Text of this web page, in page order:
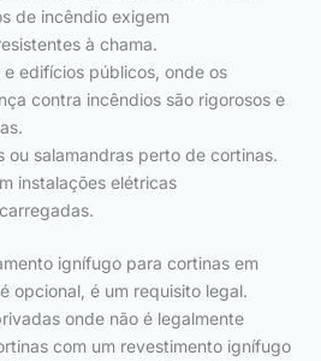
de incêndio exigem
à chama.
edifícios públicos, onde os
contra incêndios são rigorosos e
ou salamandras perto de cortinas.
instalações elétricas
ignífugo para cortinas em
opcional, é um requisito legal.
onde não é legalmente
com um revestimento ignífugo